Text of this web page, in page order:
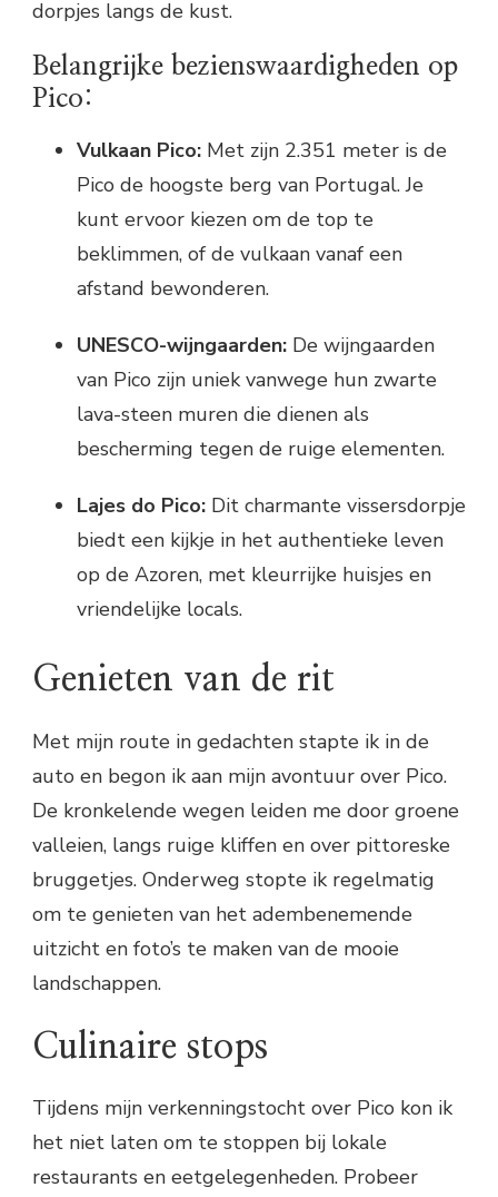
dorpjes langs de kust.
Belangrijke bezienswaardigheden op
Pico:
Vulkaan Pico: Met zijn 2.351 meter is de
Pico de hoogste berg van Portugal. Je
kunt ervoor kiezen om de top te
beklimmen, of de vulkaan vanaf een
afstand bewonderen.
UNESCO-wijngaarden: De wijngaarden
van Pico zijn uniek vanwege hun zwarte
lava-steen muren die dienen als
bescherming tegen de ruige elementen.
Lajes do Pico: Dit charmante vissersdorpje
biedt een kijkje in het authentieke leven
op de Azoren, met kleurrijke huisjes en
vriendelijke locals.
Genieten van de rit
Met mijn route in gedachten stapte ik in de
auto en begon ik aan mijn avontuur over Pico.
De kronkelende wegen leiden me door groene
valleien, langs ruige kliffen en over pittoreske
bruggetjes. Onderweg stopte ik regelmatig
om te genieten van het adembenemende
uitzicht en foto’s te maken van de mooie
landschappen.
Culinaire stops
Tijdens mijn verkenningstocht over Pico kon ik
het niet laten om te stoppen bij lokale
restaurants en eetgelegenheden. Probeer